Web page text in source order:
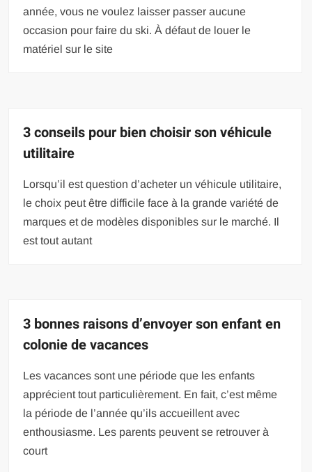
année, vous ne voulez laisser passer aucune
occasion pour faire du ski. À défaut de louer le
matériel sur le site
3 conseils pour bien choisir son véhicule
utilitaire
Lorsqu’il est question d’acheter un véhicule utilitaire,
le choix peut être difficile face à la grande variété de
marques et de modèles disponibles sur le marché. Il
est tout autant
3 bonnes raisons d’envoyer son enfant en
colonie de vacances
Les vacances sont une période que les enfants
apprécient tout particulièrement. En fait, c’est même
la période de l’année qu’ils accueillent avec
enthousiasme. Les parents peuvent se retrouver à
court